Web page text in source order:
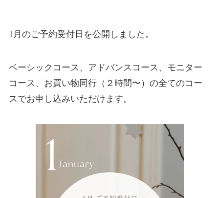
1月のご予約受付日を公開しました。
ベーシックコース、アドバンスコース、モニター
コース、お買い物同行（２時間〜）の全てのコー
スでお申し込みいただけます。